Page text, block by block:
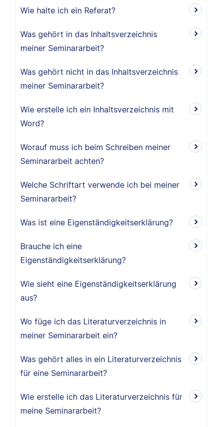
Wie halte ich ein Referat?
Was gehört in das Inhaltsverzeichnis
meiner Seminararbeit?
Was gehört nicht in das Inhaltsverzeichnis
meiner Seminararbeit?
Wie erstelle ich ein Inhaltsverzeichnis mit
Word?
Worauf muss ich beim Schreiben meiner
Seminararbeit achten?
Welche Schriftart verwende ich bei meiner
Seminararbeit?
Was ist eine Eigenständigkeitserklärung?
Brauche ich eine
Eigenständigkeitserklärung?
Wie sieht eine Eigenständigkeitserklärung
aus?
Wo füge ich das Literaturverzeichnis in
meiner Seminararbeit ein?
Was gehört alles in ein Literaturverzeichnis
für eine Seminararbeit?
Wie erstelle ich das Literaturverzeichnis für
meine Seminararbeit?